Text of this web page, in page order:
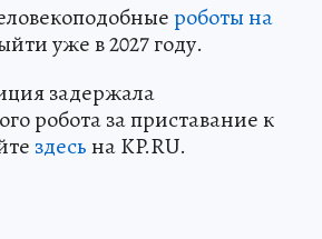
роботы на
уже в 2027 году.
задержала
робота за приставание к
здесьна KP.RU.